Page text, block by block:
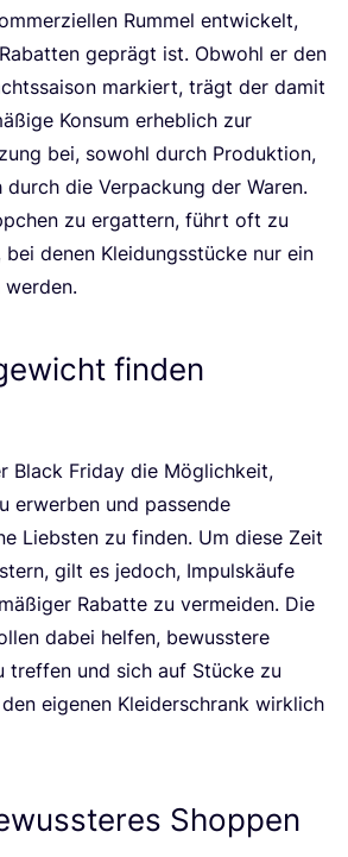
Rum­mel ent­wi­ckelt,
geprägt ist. Obwohl er den
mar­kiert, trägt der damit
Kon­sum erheb­lich zur
bei, sowohl durch Pro­duk­ti­on,
die Ver­pa­ckung der Waren.
zu ergat­tern, führt oft zu
bei denen Klei­dungs­stü­cke nur ein
finden
Black Fri­day die Mög­lich­keit,
erwer­ben und pas­sen­de
Liebs­ten zu fin­den. Um die­se Zeit
gilt es jedoch, Impuls­käu­fe
Rabat­te zu ver­mei­den. Die
dabei hel­fen, bewuss­te­re
tref­fen und sich auf Stü­cke zu
eige­nen Klei­der­schrank wirk­lich
Shoppen